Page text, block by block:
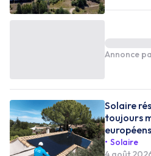
Annonce
Solaire
toujours
européens
Solaire